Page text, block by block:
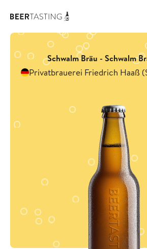
Schwalm Bräu - Schwalm
Privatbrauerei Friedrich Haaß